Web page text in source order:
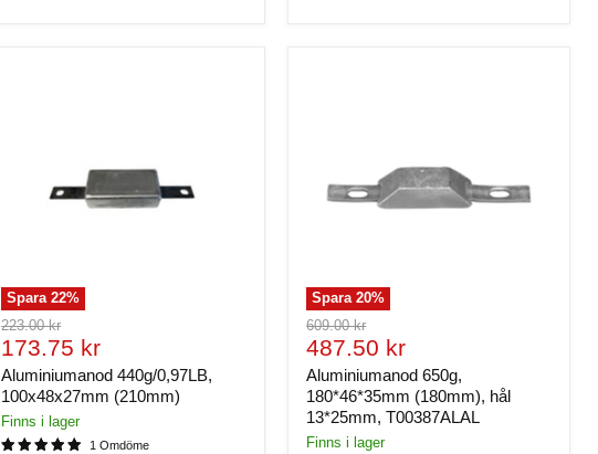
Spara22%
Ursprungligt
pris
223.00 kr
Nuvarande
pris
173.75 kr
Aluminiumanod 440g/0,97LB,
100x48x27mm (210mm)
Finns i lager
1 Omdöme
Spara20%
Ursprungligt
pris
609.00 kr
Nuvarande
pris
487.50 kr
Aluminiumanod 650g,
180*46*35mm (180mm), hål
13*25mm, T00387ALAL
Finns i lager